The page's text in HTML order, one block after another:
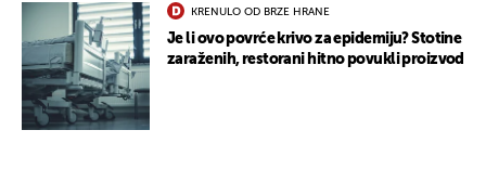
KRENULO OD BRZE HRANE
Je li ovo povrće krivo za epidemiju? Stotine
zaraženih, restorani hitno povukli proizvod